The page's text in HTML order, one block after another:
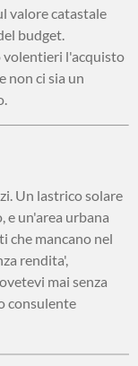
valore catastale
budget.
volentieri l'acquisto
non ci sia un
Un lastrico solare
e un'area urbana
che mancano nel
rendita',
mai senza
consulente